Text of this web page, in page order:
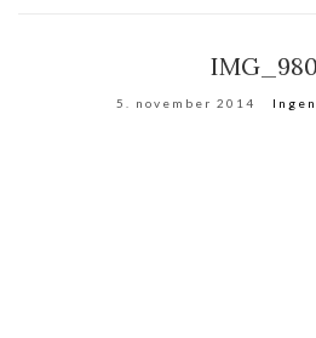
5. november 2014